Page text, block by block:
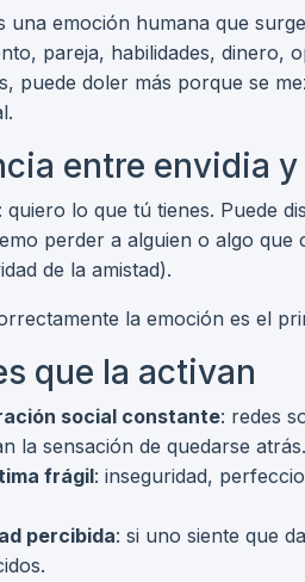
una emoción humana que
pareja, habilidades, dinero,
puede doler más porque se
entre envidia y
: quiero lo que tú tienes. Puede
perder a alguien o algo
de la amistad).
la emoción es el
que la activan
social constante: redes
la sensación de quedarse atrás.
frágil: inseguridad,
percibida: si uno siente que